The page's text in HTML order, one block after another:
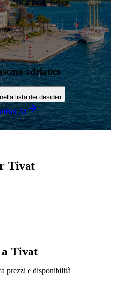
adriatico
lista dei desideri
AI
Tivat
a Tivat
prezzi e disponibilità